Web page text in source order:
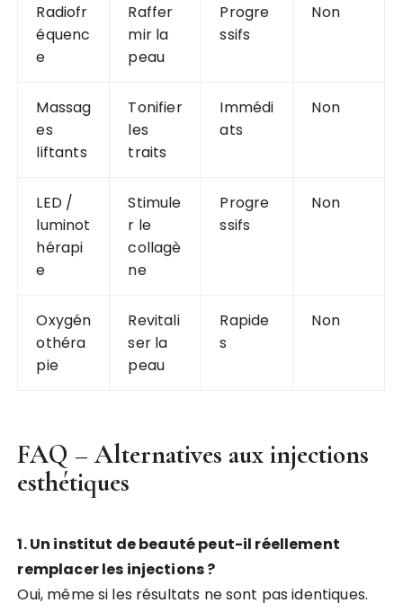
Radiofr
équenc
e
Raffer
mir la
peau
Progre
ssifs
Non
Massag
es
liftants
Tonifier
les
traits
Immédi
ats
Non
LED /
luminot
hérapi
e
Stimule
r le
collagè
ne
Progre
ssifs
Non
Oxygén
othéra
pie
Revitali
ser la
peau
Rapide
s
Non
FAQ – Alternatives aux injections
esthétiques
1. Un institut de beauté peut-il réellement
remplacer les injections ?
Oui, même si les résultats ne sont pas identiques.